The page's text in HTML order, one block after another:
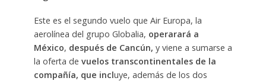
Este es el segundo vuelo que Air Europa, la
aerolínea del grupo Globalia, operarará a
México, después de Cancún, y viene a sumarse a
la oferta de vuelos transcontinentales de la
compañía, que incluye, además de los dos